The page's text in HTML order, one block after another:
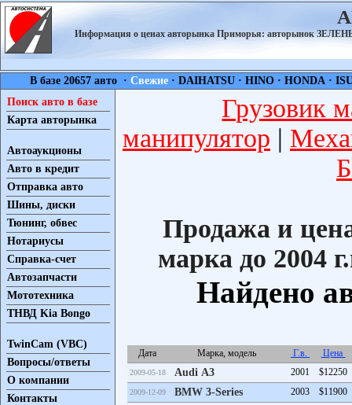
Информация о ценах авторынка Приморья: авторынок
В базе 20657 авто ·Свежие ·DAIHATSU ·HINO ·HONDA ·
Поиск авто в базе
Карта авторынка
Автоаукционы
Авто в кредит
Отправка авто
Шины, диски
Тюнинг, обвес
Нотариусы
Справка-счет
Автозапчасти
Мототехника
ТНВД Kia Bongo
TwinCam (VBC)
Вопросы/ответы
О компании
Контакты
Грузовик
манипулятор |
Продажа и
марка до 2004
Найдено
Дата Марка, модель Г.в. Цена
2009-05-18 Audi A3 2001 $12250
2009-12-09 BMW 3-Series 2003 $11900